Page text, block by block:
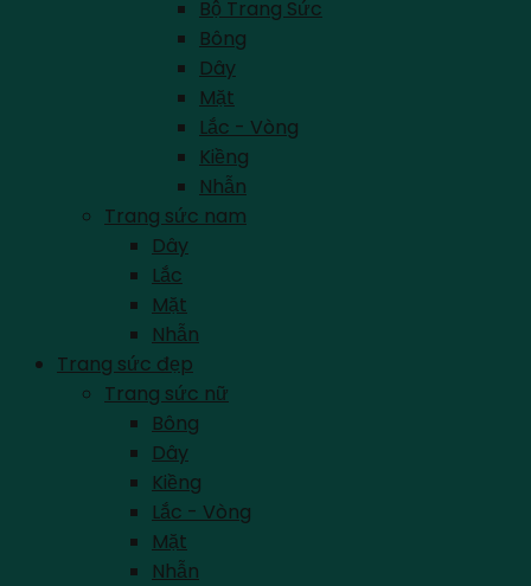
Bộ Trang Sức
Bông
Dây
Mặt
Lắc - Vòng
Kiềng
Nhẫn
Trang sức nam
Dây
Lắc
Mặt
Nhẫn
Trang sức đẹp
Trang sức nữ
Bông
Dây
Kiềng
Lắc - Vòng
Mặt
Nhẫn